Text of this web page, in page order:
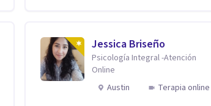
brindándoles un espacio de seguridad. Hago
terapia de pareja y adultos con método
integrativo. Más información en: intherapy.today
Jessica Briseño
Psicología Integral -Atención
Online
Austin
Terapia online